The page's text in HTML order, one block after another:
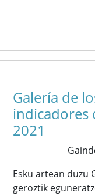
Galería de
indicadores
2021
Esku artean duzu
geroztik